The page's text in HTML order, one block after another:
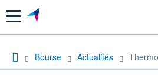
Menu
Bourse Actualités